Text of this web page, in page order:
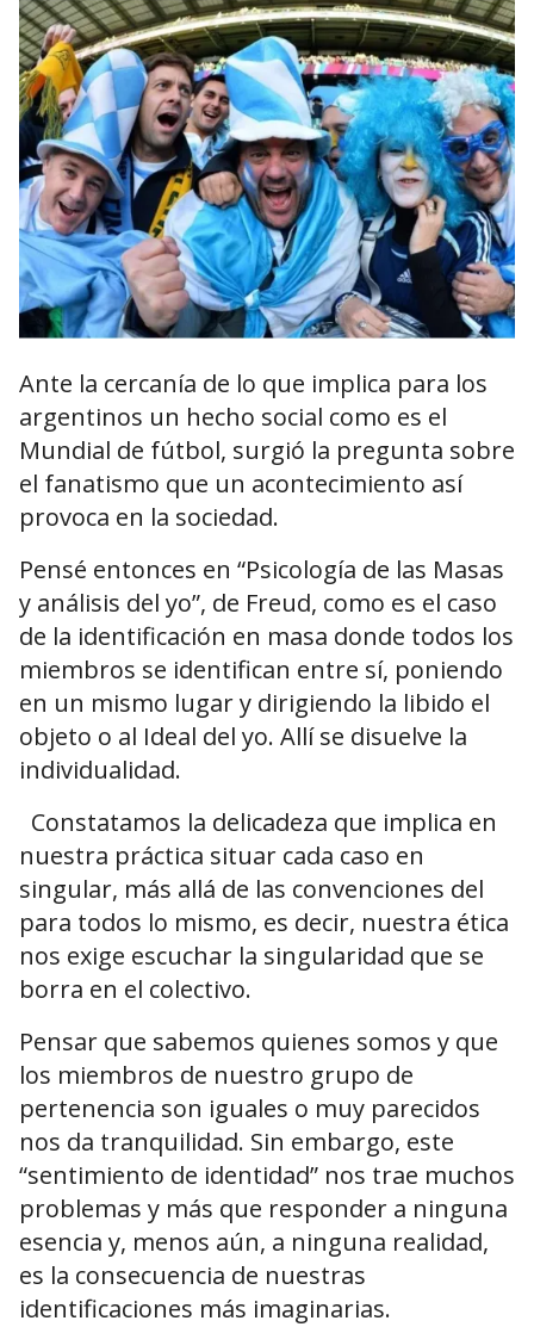
Ante la cercanía de lo que implica para los
argentinos un hecho social como es el
Mundial de fútbol, surgió la pregunta sobre
el fanatismo que un acontecimiento así
provoca en la sociedad.
Pensé entonces en “Psicología de las Masas
y análisis del yo”, de Freud, como es el caso
de la identificación en masa donde todos los
miembros se identifican entre sí, poniendo
en un mismo lugar y dirigiendo la libido el
objeto o al Ideal del yo. Allí se disuelve la
individualidad.
Constatamos la delicadeza que implica en
nuestra práctica situar cada caso en
singular, más allá de las convenciones del
para todos lo mismo, es decir, nuestra ética
nos exige escuchar la singularidad que se
borra en el colectivo.
Pensar que sabemos quienes somos y que
los miembros de nuestro grupo de
pertenencia son iguales o muy parecidos
nos da tranquilidad. Sin embargo, este
“sentimiento de identidad” nos trae muchos
problemas y más que responder a ninguna
esencia y, menos aún, a ninguna realidad,
es la consecuencia de nuestras
identificaciones más imaginarias.